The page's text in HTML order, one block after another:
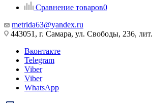
Сравнение товаров0
metrida63@yandex.ru
443051, г. Самара, ул. Свободы, 236,
Вконтакте
Telegram
Viber
Viber
WhatsApp